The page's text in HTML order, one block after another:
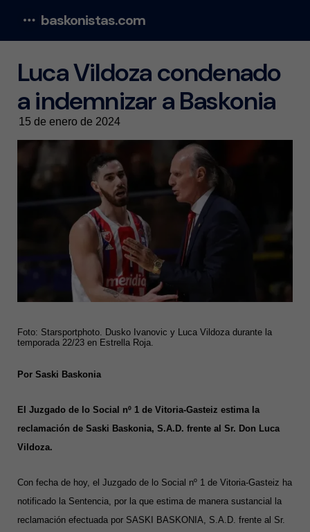
baskonistas.com
Luca Vildoza condenado
a indemnizar a Baskonia
15 de enero de 2024
Foto: Starsportphoto. Dusko Ivanovic y Luca Vildoza durante la
temporada 22/23 en Estrella Roja.
Por Saski Baskonia
El Juzgado de lo Social nº 1 de Vitoria-Gasteiz estima la
reclamación de Saski Baskonia, S.A.D. frente al Sr. Don Luca
Vildoza.
Con fecha de hoy, el Juzgado de lo Social nº 1 de Vitoria-Gasteiz ha
notificado la Sentencia, por la que estima de manera sustancial la
reclamación efectuada por SASKI BASKONIA, S.A.D. frente al Sr.